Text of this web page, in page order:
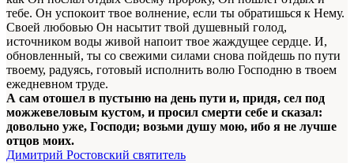
тебе. Он успокоит твое волнение, если ты обратишься к Нему.
Своей любовью Он насытит твой душевный голод,
источником воды живой напоит твое жаждущее сердце. И,
обновленный, ты со свежими силами снова пойдешь по пути
твоему, радуясь, готовый исполнить волю Господню в твоем
ежедневном труде.
А сам отошел в пустыню на день пути и, придя, сел под
можжевеловым кустом, и просил смерти себе и сказал:
довольно уже, Господи; возьми душу мою, ибо я не лучше
отцов моих.
Димитрий Ростовский святитель